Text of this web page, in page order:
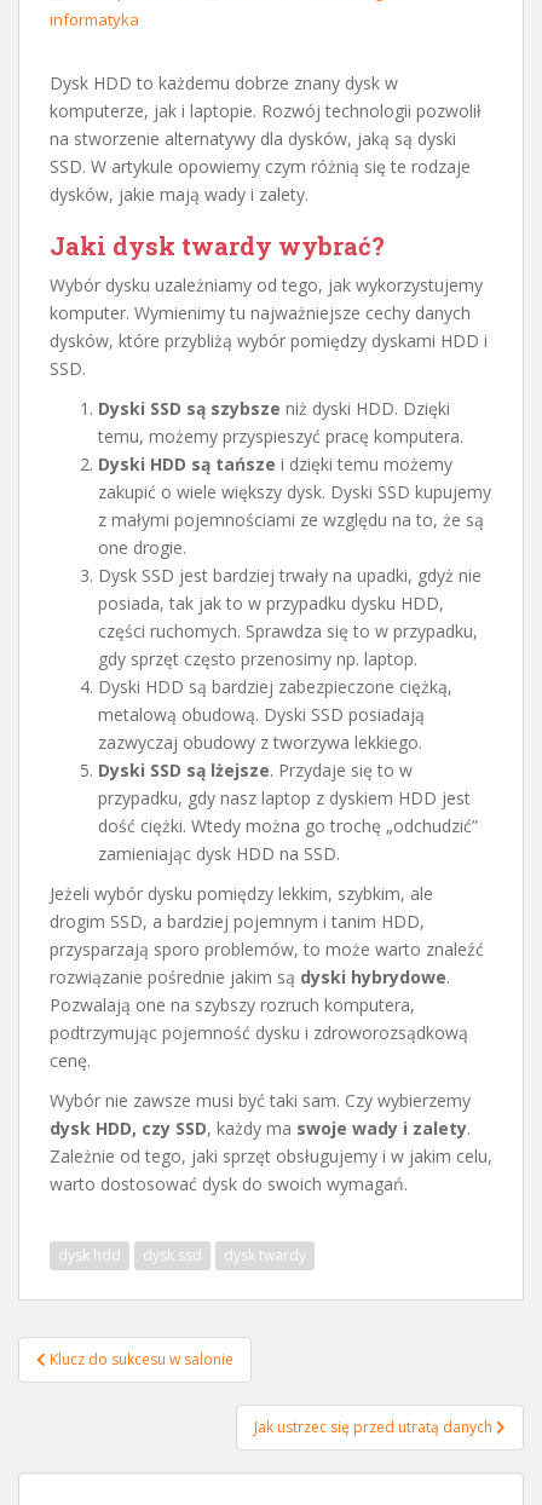
informatyka
Dysk HDD to każdemu dobrze znany dysk w
komputerze, jak i laptopie. Rozwój technologii pozwolił
na stworzenie alternatywy dla dysków, jaką są dyski
SSD. W artykule opowiemy czym różnią się te rodzaje
dysków, jakie mają wady i zalety.
Jaki dysk twardy wybrać?
Wybór dysku uzależniamy od tego, jak wykorzystujemy
komputer. Wymienimy tu najważniejsze cechy danych
dysków, które przybliżą wybór pomiędzy dyskami HDD i
SSD.
Dyski SSD są szybsze niż dyski HDD. Dzięki
temu, możemy przyspieszyć pracę komputera.
Dyski HDD są tańsze i dzięki temu możemy
zakupić o wiele większy dysk. Dyski SSD kupujemy
z małymi pojemnościami ze względu na to, że są
one drogie.
Dysk SSD jest bardziej trwały na upadki, gdyż nie
posiada, tak jak to w przypadku dysku HDD,
części ruchomych. Sprawdza się to w przypadku,
gdy sprzęt często przenosimy np. laptop.
Dyski HDD są bardziej zabezpieczone ciężką,
metalową obudową. Dyski SSD posiadają
zazwyczaj obudowy z tworzywa lekkiego.
Dyski SSD są lżejsze. Przydaje się to w
przypadku, gdy nasz laptop z dyskiem HDD jest
dość ciężki. Wtedy można go trochę „odchudzić”
zamieniając dysk HDD na SSD.
Jeżeli wybór dysku pomiędzy lekkim, szybkim, ale
drogim SSD, a bardziej pojemnym i tanim HDD,
przysparzają sporo problemów, to może warto znaleźć
rozwiązanie pośrednie jakim są dyski hybrydowe.
Pozwalają one na szybszy rozruch komputera,
podtrzymując pojemność dysku i zdroworozsądkową
cenę.
Wybór nie zawsze musi być taki sam. Czy wybierzemy
dysk HDD, czy SSD, każdy ma swoje wady i zalety.
Zależnie od tego, jaki sprzęt obsługujemy i w jakim celu,
warto dostosować dysk do swoich wymagań.
dysk hdd dysk ssd dysk twardy
Nawigacja wpisu
Klucz do sukcesu w salonie
Jak ustrzec się przed utratą danych